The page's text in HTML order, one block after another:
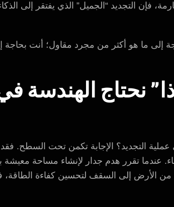
التجديد “الجميل” الذي يفتقر إلى الذكاء
إلى ما هو أكثر من مجرد مقاول؛ أنت بحاجة
نحتاج الهندسة
التجديد؟ الإجابة تكمن تحت السطح. فقد
عندما تقرر هدم جدار لإنشاء مساحة معيشة
إلى السقف لتحسين كفاءة الطاقة،